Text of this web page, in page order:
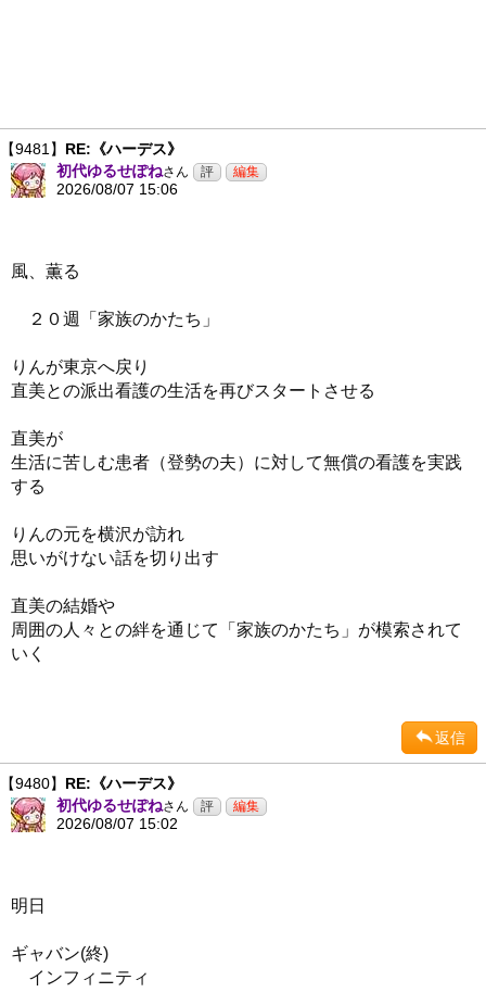
【9481】 RE:《ハーデス》
初代ゆるせぽねさん
2026/08/07 15:06
風、薫る
２０週「家族のかたち」
りんが東京へ戻り
直美との派出看護の生活を再びスタートさせる
直美が
生活に苦しむ患者（登勢の夫）に対して無償の看護を実践
する
りんの元を横沢が訪れ
思いがけない話を切り出す
直美の結婚や
周囲の人々との絆を通じて「家族のかたち」が模索されて
いく
返信
【9480】 RE:《ハーデス》
初代ゆるせぽねさん
2026/08/07 15:02
明日
ギャバン(終)
インフィニティ